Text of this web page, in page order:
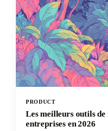
PRODUCT
Les meilleurs outils
entreprises en 2026